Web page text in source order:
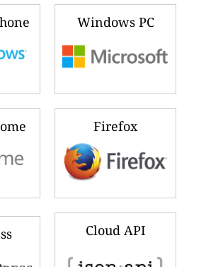
Windows PC
Firefox
Cloud API